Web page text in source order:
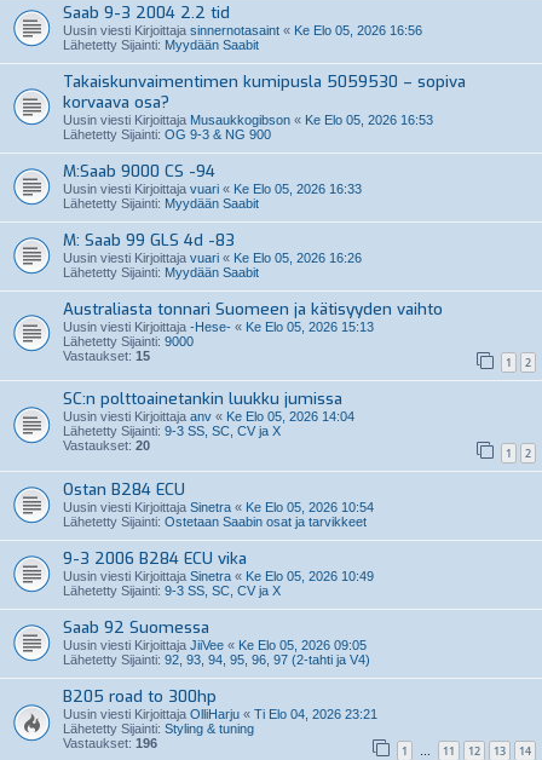
Saab 9-3 2004 2.2 tid
Uusin viesti Kirjoittaja sinnernotasaint « Ke Elo 05, 2026 16:56
Lähetetty Sijainti: Myydään Saabit
Takaiskunvaimentimen kumipusla 5059530 – sopiva
korvaava osa?
Uusin viesti Kirjoittaja Musaukkogibson « Ke Elo 05, 2026 16:53
Lähetetty Sijainti: OG 9-3 & NG 900
M:Saab 9000 CS -94
Uusin viesti Kirjoittaja vuari « Ke Elo 05, 2026 16:33
Lähetetty Sijainti: Myydään Saabit
M: Saab 99 GLS 4d -83
Uusin viesti Kirjoittaja vuari « Ke Elo 05, 2026 16:26
Lähetetty Sijainti: Myydään Saabit
Australiasta tonnari Suomeen ja kätisyyden vaihto
Uusin viesti Kirjoittaja -Hese- « Ke Elo 05, 2026 15:13
Lähetetty Sijainti: 9000
Vastaukset: 15 1 2
SC:n polttoainetankin luukku jumissa
Uusin viesti Kirjoittaja anv « Ke Elo 05, 2026 14:04
Lähetetty Sijainti: 9-3 SS, SC, CV ja X
Vastaukset: 20 1 2
Ostan B284 ECU
Uusin viesti Kirjoittaja Sinetra « Ke Elo 05, 2026 10:54
Lähetetty Sijainti: Ostetaan Saabin osat ja tarvikkeet
9-3 2006 B284 ECU vika
Uusin viesti Kirjoittaja Sinetra « Ke Elo 05, 2026 10:49
Lähetetty Sijainti: 9-3 SS, SC, CV ja X
Saab 92 Suomessa
Uusin viesti Kirjoittaja JiiVee « Ke Elo 05, 2026 09:05
Lähetetty Sijainti: 92, 93, 94, 95, 96, 97 (2-tahti ja V4)
B205 road to 300hp
Uusin viesti Kirjoittaja OlliHarju « Ti Elo 04, 2026 23:21
Lähetetty Sijainti: Styling & tuning
Vastaukset: 196 1 … 11 12 13 14